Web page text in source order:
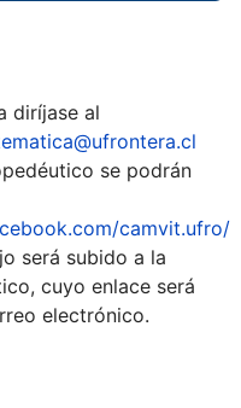
diríjase al
se podrán
camvit.ufro/
será subido a la
cuyo enlace será
electrónico.